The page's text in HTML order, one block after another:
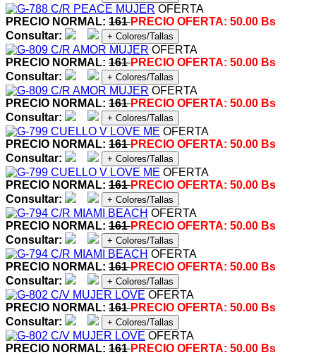
OFERTA
PRECIO NORMAL: 161PRECIO OFERTA: 50.00 Bs
Consultar:
+ Colores/Tallas
OFERTA
PRECIO NORMAL: 161PRECIO OFERTA: 50.00 Bs
Consultar:
+ Colores/Tallas
OFERTA
PRECIO NORMAL: 161PRECIO OFERTA: 50.00 Bs
Consultar:
+ Colores/Tallas
OFERTA
PRECIO NORMAL: 161PRECIO OFERTA: 50.00 Bs
Consultar:
+ Colores/Tallas
OFERTA
PRECIO NORMAL: 161PRECIO OFERTA: 50.00 Bs
Consultar:
+ Colores/Tallas
OFERTA
PRECIO NORMAL: 161PRECIO OFERTA: 50.00 Bs
Consultar:
+ Colores/Tallas
OFERTA
PRECIO NORMAL: 161PRECIO OFERTA: 50.00 Bs
Consultar:
+ Colores/Tallas
OFERTA
PRECIO NORMAL: 161PRECIO OFERTA: 50.00 Bs
Consultar:
+ Colores/Tallas
OFERTA
PRECIO NORMAL: 161PRECIO OFERTA: 50.00 Bs